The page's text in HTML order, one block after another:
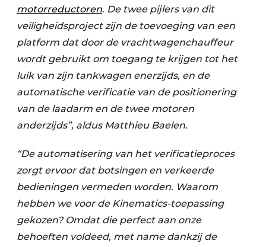
motorreductoren. De twee pijlers van dit
veiligheidsproject zijn de toevoeging van een
platform dat door de vrachtwagenchauffeur
wordt gebruikt om toegang te krijgen tot het
luik van zijn tankwagen enerzijds, en de
automatische verificatie van de positionering
van de laadarm en de twee motoren
anderzijds”, aldus Matthieu Baelen.
“De automatisering van het verificatieproces
zorgt ervoor dat botsingen en verkeerde
bedieningen vermeden worden. Waarom
hebben we voor de Kinematics-toepassing
gekozen? Omdat die perfect aan onze
behoeften voldeed, met name dankzij de